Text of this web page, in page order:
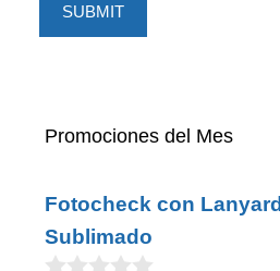
Promociones del Mes
Fotocheck con Lanyard
Sublimado